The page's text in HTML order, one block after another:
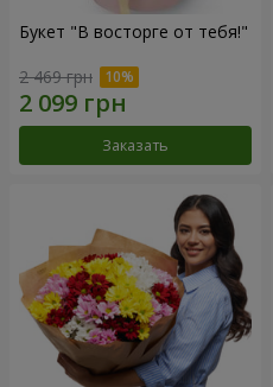
Букет "В восторге от тебя!"
2 469 грн
Заказать